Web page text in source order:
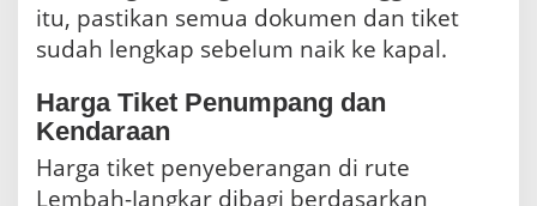
itu, pastikan semua dokumen dan tiket
sudah lengkap sebelum naik ke kapal.
Harga Tiket Penumpang dan
Kendaraan
Harga tiket penyeberangan di rute
Lembah-Jangkar dibagi berdasarkan